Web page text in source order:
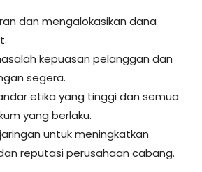
dan mengalokasikan dana
kepuasan pelanggan dan
segera.
etika yang tinggi dan semua
yang berlaku.
untuk meningkatkan
reputasi perusahaan cabang.